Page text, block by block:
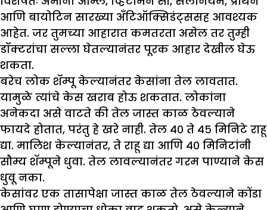
आणि बायोटिन सारख्या अँटिऑक्सिडंट्ससह आवश्यक
आहेत. जर तुमच्या आहारात कमतरता असेल तर तुम्ही
डॉक्टरांचा सल्ला घेतल्यानंतर पूरक आहार देखील घेऊ
शकता.
बरेच लोक शॅम्पू केल्यानंतर केसांना तेल लावतात.
यामुळे त्यांचे केस खराब होऊ शकतात. लोकांना
अनेकदा असे वाटते की तेल जास्त काळ ठेवल्याने
फायदे होतात, परंतु हे खरे नाही. तेल ४० ते ४५ मिनिटे राहू
द्या. मालिश केल्यानंतर, ते राहू द्या आणि ४० मिनिटांनी
सौम्य शॅम्पूने धुवा. तेल लावल्यानंतर गरम पाण्याने केस
धुवू नका.
केसांवर एक तासापेक्षा जास्त काळ तेल ठेवल्याने कोंडा